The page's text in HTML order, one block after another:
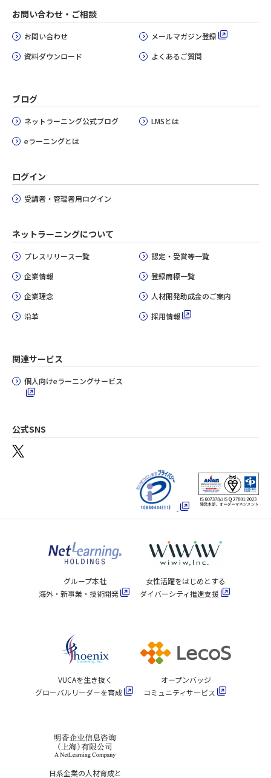
お問い合わせ・ご相談
お問い合わせ
資料ダウンロード
メールマガジン登録
よくあるご質問
ブログ
ネットラーニング公式ブログ
eラーニングとは
LMSとは
ログイン
受講者・管理者用ログイン
ネットラーニングについて
プレスリリース一覧
企業情報
企業理念
沿革
認定・受賞等一覧
登録商標一覧
人材開発助成金のご案内
採用情報
関連サービス
個人向けeラーニングサービス
公式SNS
グループ本社
海外・新事業・技術開発
女性活躍をはじめとする
ダイバーシティ推進支援
VUCAを生き抜く
グローバルリーダーを育成
オープンバッジ
コミュニティサービス
日系企業の人材育成と